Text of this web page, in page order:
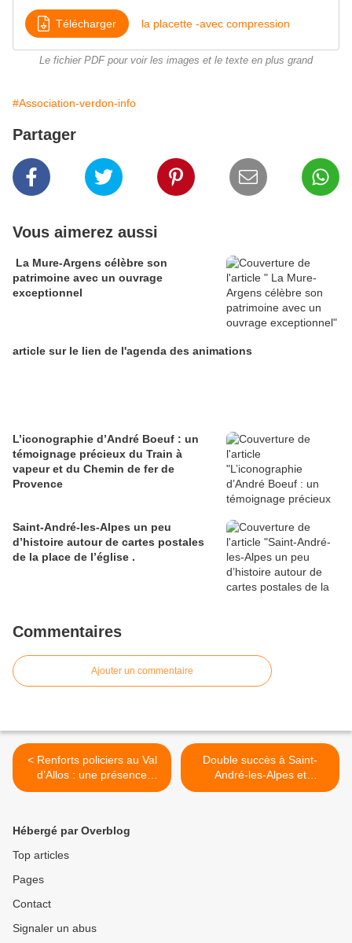
Télécharger la placette -avec compression
Le fichier PDF pour voir les images et le texte en plus grand
#Association-verdon-info
Partager
Vous aimerez aussi
La Mure-Argens célèbre son
patrimoine avec un ouvrage
exceptionnel
article sur le lien de l'agenda des animations
L’iconographie d’André Boeuf : un
témoignage précieux du Train à
vapeur et du Chemin de fer de
Provence
Saint-André-les-Alpes un peu
d’histoire autour de cartes postales
de la place de l’église .
Commentaires
Ajouter un commentaire
< Renforts policiers au Val
d’Allos : une présence
rassurante pour la saison
Double succès à Saint-
André-les-Alpes et
Castellane : l'Astronomie,
Hébergé par Overblog
Top articles
Pages
Contact
Signaler un abus